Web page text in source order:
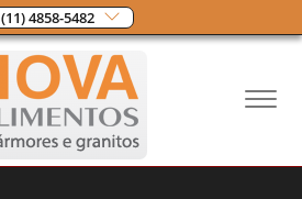
(11) 4858-5482